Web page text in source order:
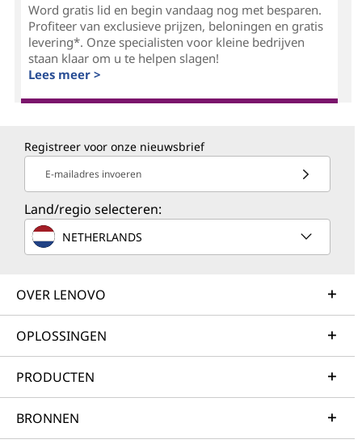
Word gratis lid en begin vandaag nog met besparen.
Profiteer van exclusieve prijzen, beloningen en gratis
levering*. Onze specialisten voor kleine bedrijven
staan klaar om u te helpen slagen!
Lees meer >
Registreer voor onze nieuwsbrief
E-mailadres invoeren
Land/regio selecteren:
NETHERLANDS
OVER LENOVO
OPLOSSINGEN
PRODUCTEN
BRONNEN